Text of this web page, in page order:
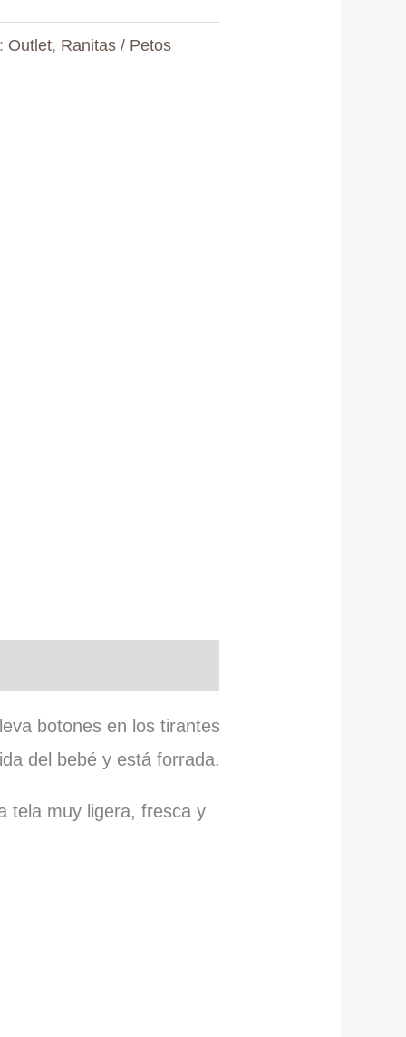
Outlet, Ranitas / Petos
botones en los tirantes
del bebé y está forrada.
tela muy ligera, fresca y